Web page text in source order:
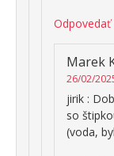
Odpovedať
Marek
26/02/
jirik :
so
(voda,